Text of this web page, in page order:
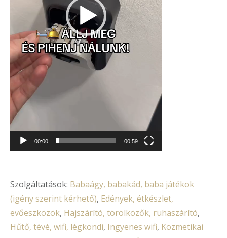
00:00 00:59
Szolgáltatások: Babaágy, babakád, baba játékok
(igény szerint kérhető), Edények, étkészlet,
evőeszközök, Hajszárító, törölközők, ruhaszárító,
Hűtő, tévé, wifi, légkondi, Ingyenes wifi, Kozmetikai